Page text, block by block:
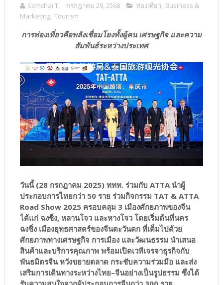
Somchai T. กรกฎาคม 29, 2568 ท่องเที่ยว, Business &
Marketing, Tourism
การท่องเที่ยวคือพลังเชื่อมโยงทั้งผู้คน เศรษฐกิจ และความ
สัมพันธ์ระหว่างประเทศ
วันนี้ (28 กรกฎาคม 2025) ททท. ร่วมกับ ATTA นำผู้
ประกอบการไทยกว่า 50 ราย ร่วมกิจกรรม TAT & ATTA
Road Show 2025 ครอบคลุม 3 เมืองศักยภาพของจีน
ได้แก่ ฉงชิ่ง, หลานโจว และหางโจว โดยเริ่มต้นที่นคร
ฉงชิ่ง เมืองยุทธศาสตร์ของจีนตะวันตก ที่เต็มไปด้วย
ศักยภาพทางเศรษฐกิจ การเมือง และวัฒนธรรม นำเสนอ
สินค้าและบริการคุณภาพ พร้อมเปิดเวทีเจรจาธุรกิจกับ
พันธมิตรจีน หวังขยายตลาด กระชับความร่วมมือ และส่ง
เสริมการเดินทางระหว่างไทย–จีนอย่างเป็นรูปธรรม ซึ่งได้